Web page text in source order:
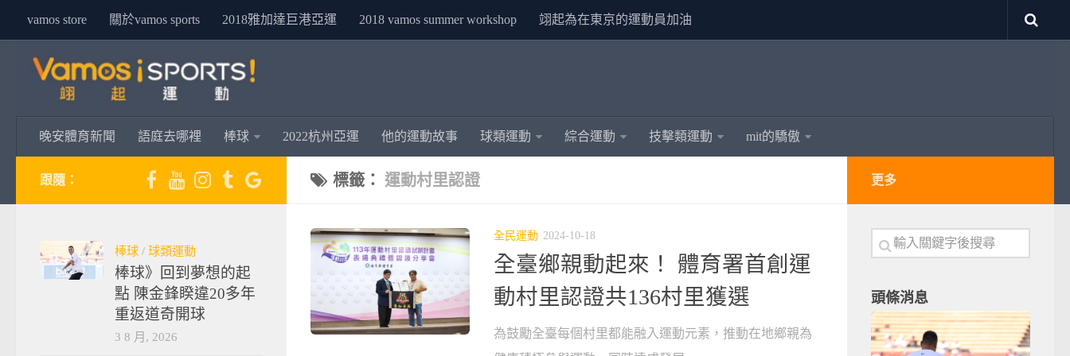
vamos store 關於vamos sports 2018雅加達巨港亞運 2018 vamos summer workshop 翊起為在東京的運動員加油
晚安體育新聞 語庭去哪裡 棒球 2022杭州亞運 他的運動故事 球類運動 綜合運動 技擊類運動 mit的驕傲
標籤： 運動村里認證
全民運動 2024-10-18
全臺鄉親動起來！ 體育署首創運
動村里認證共136村里獲選
為鼓勵全臺每個村里都能融入運動元素，推動在地鄉親為
跟隨：
棒球 / 球類運動
棒球》回到夢想的起
點 陳金鋒睽違20多年
重返道奇開球
3 8 月, 2026
更多
頭條消息